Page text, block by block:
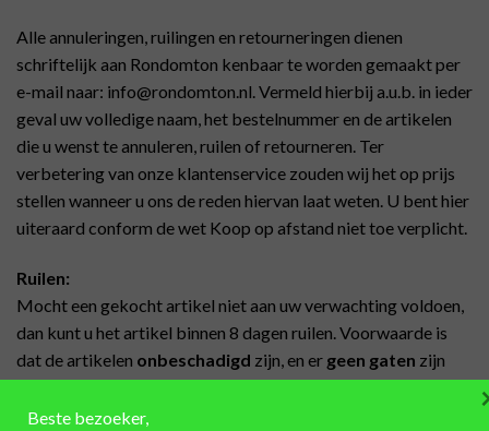
Alle annuleringen, ruilingen en retourneringen dienen
schriftelijk aan Rondomton kenbaar te worden gemaakt per
e-mail naar: info@rondomton.nl. Vermeld hierbij a.u.b. in ieder
geval uw volledige naam, het bestelnummer en de artikelen
die u wenst te annuleren, ruilen of retourneren. Ter
verbetering van onze klantenservice zouden wij het op prijs
stellen wanneer u ons de reden hiervan laat weten. U bent hier
uiteraard conform de wet Koop op afstand niet toe verplicht.
Ruilen:
Mocht een gekocht artikel niet aan uw verwachting voldoen,
dan kunt u het artikel binnen 8 dagen ruilen. Voorwaarde is
dat de artikelen onbeschadigd zijn, en er geen gaten zijn
geboord. Ookmaatwerkis in de meeste gevallen
uitgezonderd, neem hiervoor contact met ons op.
Beste bezoeker,